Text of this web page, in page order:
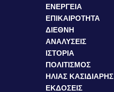
ΕΝΕΡΓΕΙΑ
ΕΠΙΚΑΙΡΟΤΗΤΑ
ΔΙΕΘΝΗ
ΑΝΑΛΥΣΕΙΣ
ΙΣΤΟΡΙΑ
ΠΟΛΙΤΙΣΜΟΣ
ΗΛΙΑΣ ΚΑΣΙΔΙΑΡΗΣ
ΕΚΔΟΣΕΙΣ